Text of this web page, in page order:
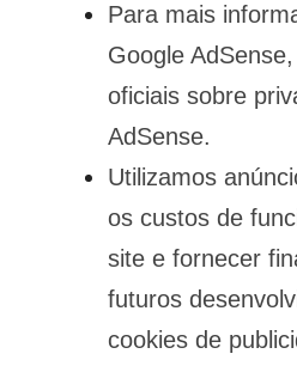
Para mais
Google
oficiais sobre
AdSense.
Utilizamos
os custos de
site e fornecer
futuros
cookies de